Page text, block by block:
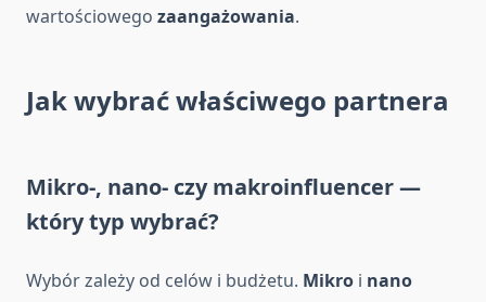
wartościowego zaangażowania.
Jak wybrać właściwego partnera
Mikro-, nano- czy makroinfluencer —
który typ wybrać?
Wybór zależy od celów i budżetu. Mikro i nano